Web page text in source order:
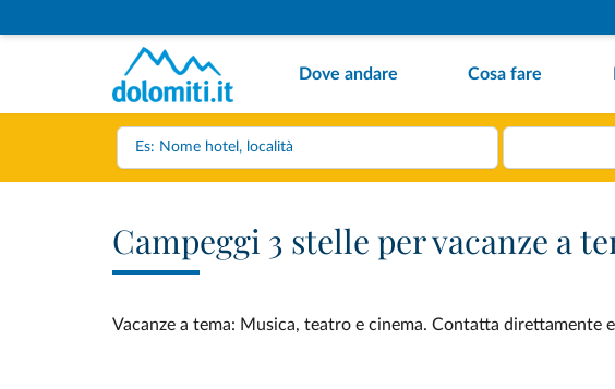
Dove andare Cosa fare
Campeggi 3 stelle per vacanze a
Vacanze a tema: Musica, teatro e cinema. Contatta